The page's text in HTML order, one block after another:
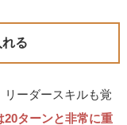
る
ーダースキルも覚
20ターンと非常に重